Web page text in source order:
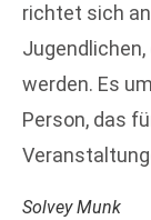
richtet sich
werden. Es
Person, das
Solvey Munk